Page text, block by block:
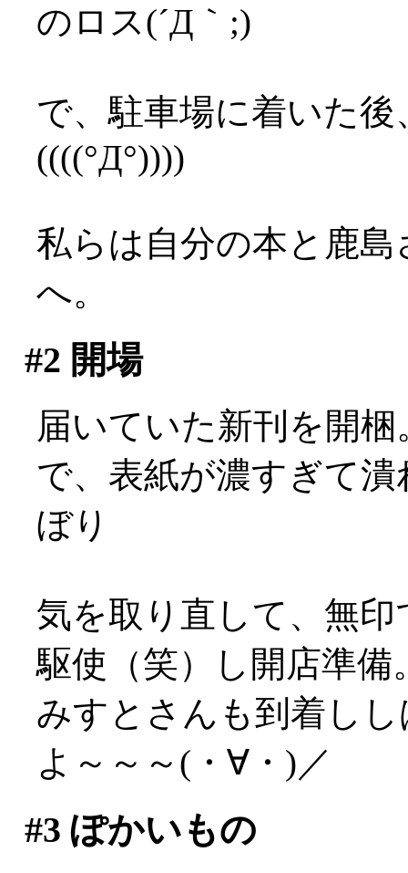
のロス(´Д｀;)
で、駐車場に着いた
((((°Д°))))
私らは自分の本と鹿
へ。
#2 開場
届いていた新刊を開梱
で、表紙が濃すぎて
ぼり
気を取り直して、無
駆使（笑）し開店準備
みすとさんも到着し
よ～～～(・∀・)／
#3 ぽかいもの